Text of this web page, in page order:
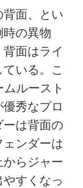
面、とい
時の異物
背面はライ
いる。こ
ルースト
秀なプロ
は背面の
ンダーは
らジャー
すくなっ